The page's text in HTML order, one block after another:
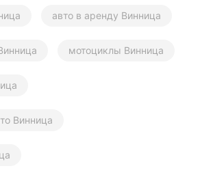
авто в аренду Винница
мотоциклы Винница
Винница